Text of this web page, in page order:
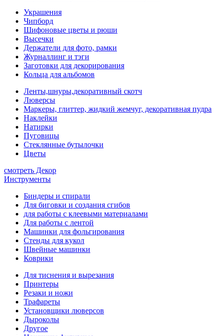
Украшения
Чипборд
Шифоновые цветы и рюши
Высечки
Держатели для фото, рамки
Журналлинг и тэги
Заготовки для декорирования
Кольца для альбомов
Ленты,шнуры,декоративный скотч
Люверсы
Маркеры, глиттер, жидкий жемчуг, декоративная пудра
Наклейки
Натирки
Пуговицы
Стеклянные бутылочки
Цветы
смотреть Декор
Инструменты
Биндеры и спирали
Для биговки и создания сгибов
для работы с клеевыми материалами
Для работы с лентой
Машинки для фольгирования
Стенды для кукол
Швейные машинки
Коврики
Для тиснения и вырезания
Принтеры
Резаки и ножи
Трафареты
Установщики люверсов
Дыроколы
Другое